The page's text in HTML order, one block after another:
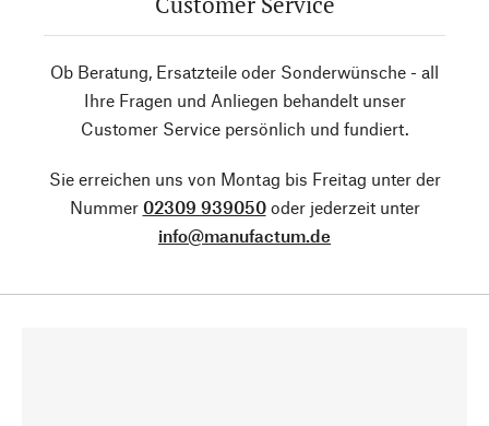
Ob Beratung, Ersatzteile oder Sonderwünsche - all
Ihre Fragen und Anliegen behandelt unser
Customer Service persönlich und fundiert.
Sie erreichen uns von Montag bis Freitag unter der
Nummer 02309 939050oder jederzeit unter
info@manufactum.de